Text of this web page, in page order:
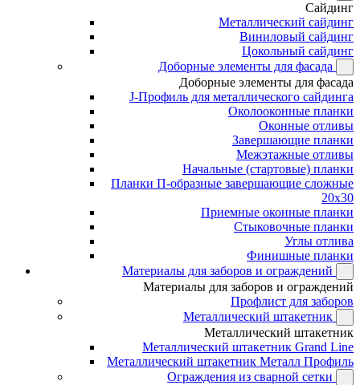
Сайдинг
Металлический сайдинг
Виниловый сайдинг
Цокольный сайдинг
Доборные элементы для фасада
Доборные элементы для фасада
J-Профиль для металлического сайдинга
Околооконные планки
Оконные отливы
Завершающие планки
Межэтажные отливы
Начальные (стартовые) планки
Планки П-образные завершающие сложные
20x30
Приемные оконные планки
Стыковочные планки
Углы отлива
Финишные планки
Материалы для заборов и ограждений
Материалы для заборов и ограждений
Профлист для заборов
Металлический штакетник
Металлический штакетник
Металлический штакетник Grand Line
Металлический штакетник Металл Профиль
Ограждения из сварной сетки